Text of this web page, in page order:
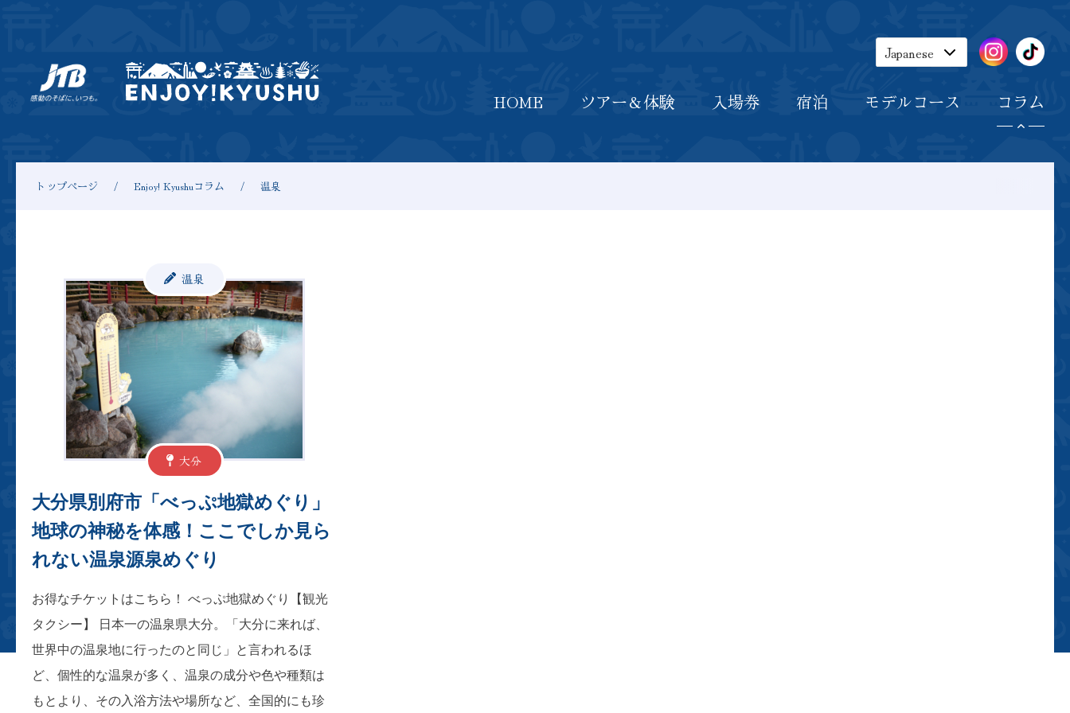
Japanese
Korean
HOME ツアー＆体験 入場券 宿泊 モデルコース コラム
トップページ Enjoy! Kyushuコラム 温泉
大分
温泉
大分県別府市「べっぷ地獄めぐり」
地球の神秘を体感！ここでしか見ら
れない温泉源泉めぐり
お得なチケットはこちら！ べっぷ地獄めぐり【観光
タクシー】 日本一の温泉県大分。「大分に来れば、
世界中の温泉地に行ったのと同じ」と言われるほ
ど、個性的な温泉が多く、温泉の成分や色や種類は
もとより、その入浴方法や場所など、全国的にも珍